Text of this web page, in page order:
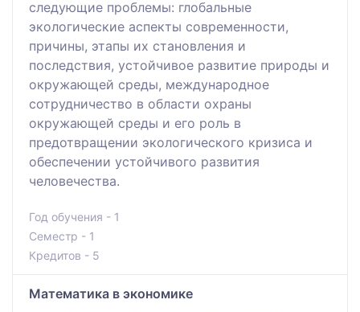
следующие проблемы: глобальные
экологические аспекты современности,
причины, этапы их становления и
последствия, устойчивое развитие природы и
окружающей среды, международное
сотрудничество в области охраны
окружающей среды и его роль в
предотвращении экологического кризиса и
обеспечении устойчивого развития
человечества.
Год обучения - 1
Семестр - 1
Кредитов - 5
Математика в экономике